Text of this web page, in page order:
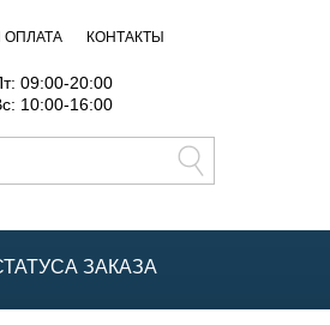
ОПЛАТА КОНТАКТЫ
09:00-20:00
10:00-16:00
ЗАКАЗА